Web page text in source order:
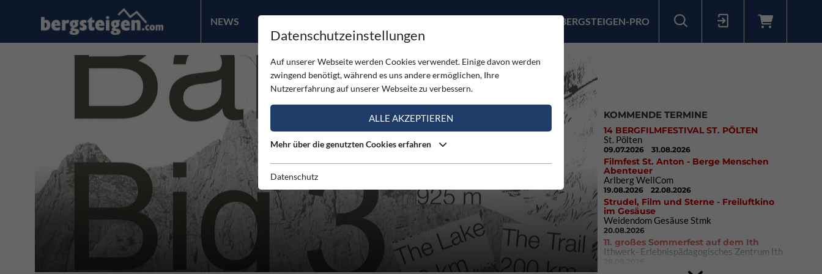
NEWS PRODUKTE BERGSTEIGEN-PRO
KOMMENDE TERMINE
14 BERGFILMFESTIVAL ST. PÖLTEN
St. Pölten
09.07.2026 31.08.2026
Filmfest St. Anton - Berge Menschen
Abenteuer
Arlberg WellCom
19.08.2026 22.08.2026
Strudel, Film und Sterne - Freiluftkino
im Gesäuse
Weidendom Gesäuse Stmk
20.08.2026
11. großes Sommerfest auf dem Ith
Ithwerk- Erlebnispädagogisches Zentrum Ith
Datenschutzeinstellungen
Auf unserer Webseite werden Cookies verwendet. Einige davon werden
zwingend benötigt, während es uns andere ermöglichen, Ihre
Nutzererfahrung auf unserer Webseite zu verbessern.
ALLE AKZEPTIEREN
Mehr über die genutzten Cookies erfahren
Datenschutz